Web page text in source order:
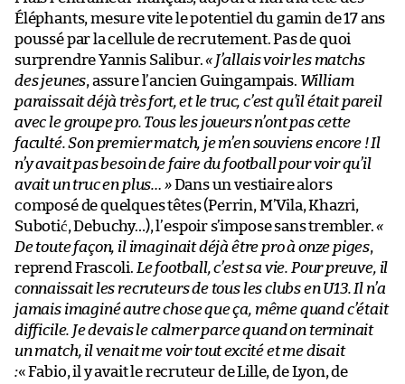
Éléphants, mesure vite le potentiel du gamin de 17 ans
poussé par la cellule de recrutement. Pas de quoi
surprendre Yannis Salibur.« J’allais voir les matchs
des jeunes, assure l’ancien Guingampais. William
paraissait déjà très fort, et le truc, c’est qu’il était pareil
avec le groupe pro. Tous les joueurs n’ont pas cette
faculté. Son premier match, je m’en souviens encore ! Il
n’y avait pas besoin de faire du football pour voir qu’il
avait un truc en plus… »Dans un vestiaire alors
composé de quelques têtes (Perrin, M’Vila, Khazri,
Subotić, Debuchy…), l’espoir s’impose sans trembler.«
De toute façon, il imaginait déjà être pro à onze piges,
reprend Frascoli. Le football, c’est sa vie. Pour preuve, il
connaissait les recruteurs de tous les clubs en U13. Il n’a
jamais imaginé autre chose que ça, même quand c’était
difficile. Je devais le calmer parce quand on terminait
un match, il venait me voir tout excité et me disait
:« Fabio, il y avait le recruteur de Lille, de Lyon, de